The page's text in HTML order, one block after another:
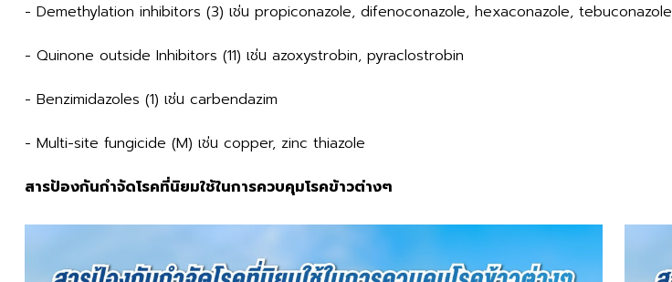
- Demethylation inhibitors (3) เช่น propiconazole, difenoconazole, hexaconazole, tebuconazole
- Quinone outside Inhibitors (11) เช่น azoxystrobin, pyraclostrobin
- Benzimidazoles (1) เช่น carbendazim
- Multi-site fungicide (M) เช่น copper, zinc thiazole
สารป้องกันกำจัดโรคที่นิยมใช้ในการควบคุมโรคข้าวต่างๆ